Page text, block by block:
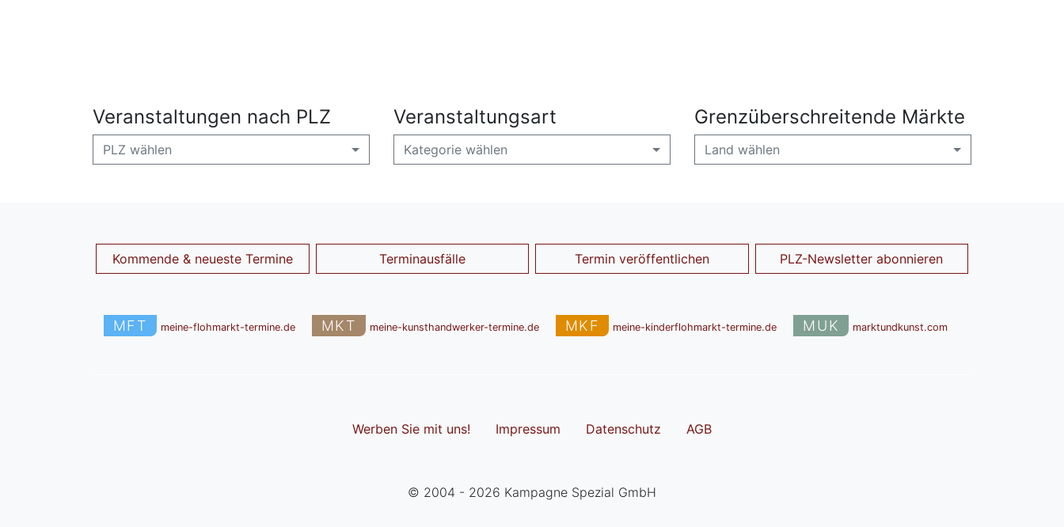
Veranstaltungen nach PLZ
PLZ wählen
Veranstaltungsart
Kategorie wählen
Grenzüberschreitende Märkte
Land wählen
Kommende & neueste Termine Terminausfälle Termin veröffentlichen PLZ-Newsletter abonnieren
MFT meine-flohmarkt-termine.de MKT meine-kunsthandwerker-termine.de MKF meine-kinderflohmarkt-termine.de MUK marktundkunst.com
Werben Sie mit uns! Impressum Datenschutz AGB
© 2004 - 2026 Kampagne Spezial GmbH